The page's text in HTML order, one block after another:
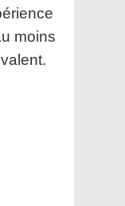
moins